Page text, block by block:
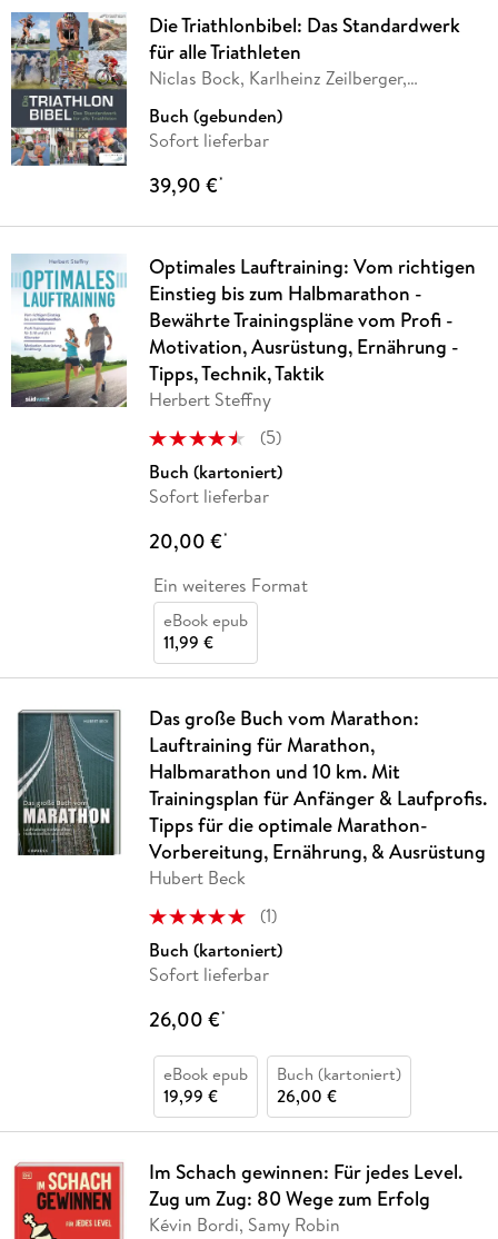
Die Triathlonbibel: Das Standardwerk
für alle Triathleten
Niclas Bock, Karlheinz Zeilberger,
Buch (gebunden)
Sofort lieferbar
39,90 €*
Optimales Lauftraining: Vom richtigen
Einstieg bis zum Halbmarathon -
Bewährte Trainingspläne vom Profi -
Motivation, Ausrüstung, Ernährung -
Tipps, Technik, Taktik
Herbert Steffny
(5)
Buch (kartoniert)
Sofort lieferbar
20,00 €*
Ein weiteres Format
eBook epub
11,99 €
Das große Buch vom Marathon:
Lauftraining für Marathon,
Halbmarathon und 10 km. Mit
Trainingsplan für Anfänger & Laufprofis.
Tipps für die optimale Marathon-
Vorbereitung, Ernährung, & Ausrüstung
Hubert Beck
(1)
Buch (kartoniert)
Sofort lieferbar
26,00 €*
eBook epub
19,99 €
Buch (kartoniert)
26,00 €
Im Schach gewinnen: Für jedes Level.
Zug um Zug: 80 Wege zum Erfolg
Kévin Bordi, Samy Robin